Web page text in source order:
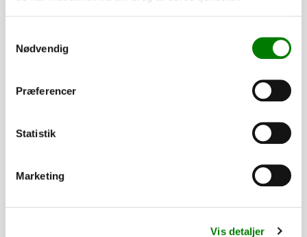
Nødvendig
Præferencer
Statistik
Marketing
Vis detaljer
Se detaljer
PÅ LAGER